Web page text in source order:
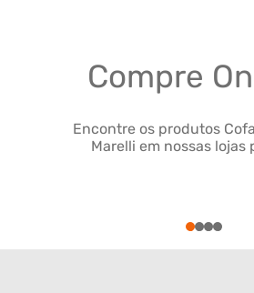
Compre
Encontre os produtos
Marelli em nossas lojas
1234